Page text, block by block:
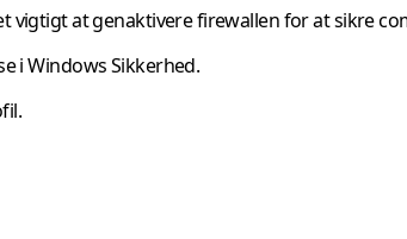
at genaktivere firewallen for at sikre
i Windows Sikkerhed.